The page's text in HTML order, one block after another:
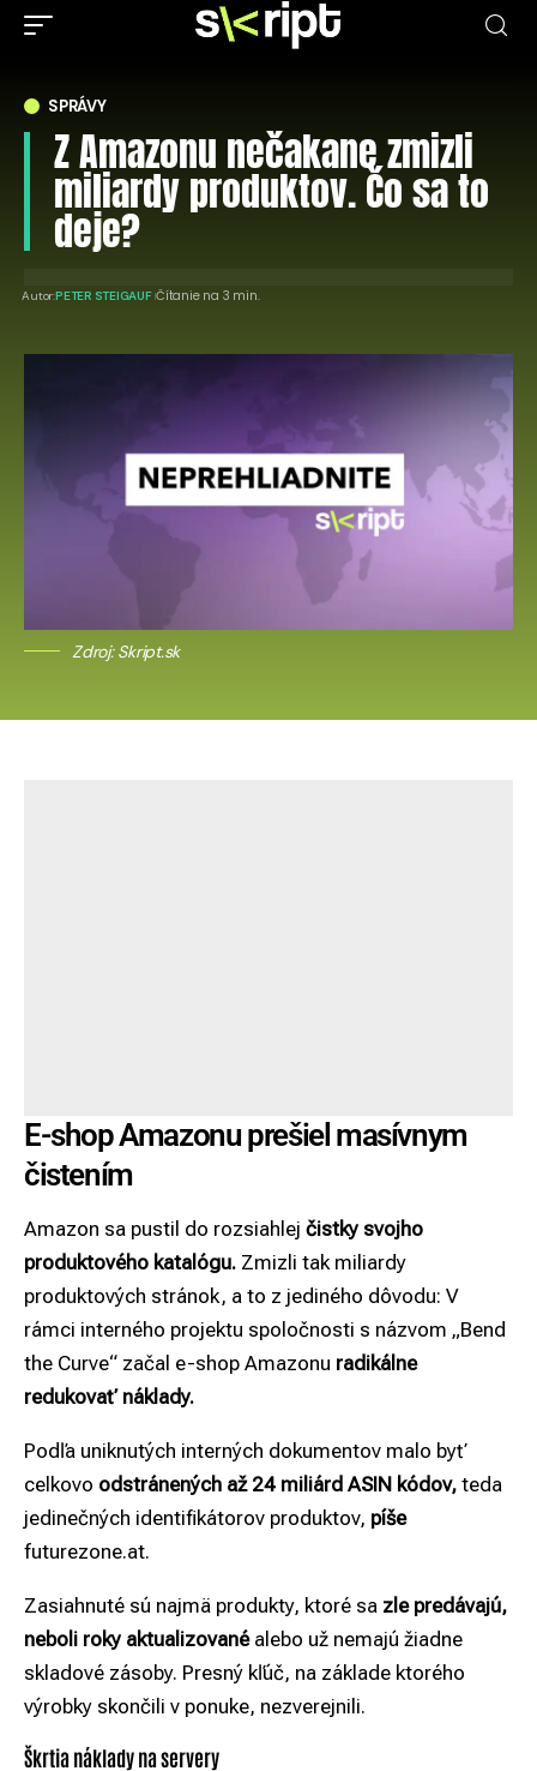
SPRÁVY
Z Amazonu nečakane zmizli
miliardy produktov. Čo sa to
deje?
Autor:PETER STEIGAUF Čítanie na 3 min.
Zdroj: Skript.sk
E-shop Amazonu prešiel masívnym
čistením
Amazon sa pustil do rozsiahlej čistky svojho
produktového katalógu. Zmizli tak miliardy
produktových stránok, a to z jediného dôvodu: V
rámci interného projektu spoločnosti s názvom „Bend
the Curve“ začal e-shop Amazonu radikálne
redukovať náklady.
Podľa uniknutých interných dokumentov malo byť
celkovo odstránených až 24 miliárd ASIN kódov, teda
jedinečných identifikátorov produktov, píše
futurezone.at.
Zasiahnuté sú najmä produkty, ktoré sa zle predávajú,
neboli roky aktualizovanéalebo už nemajú žiadne
skladové zásoby. Presný kľúč, na základe ktorého
výrobky skončili v ponuke, nezverejnili.
Škrtia náklady na servery